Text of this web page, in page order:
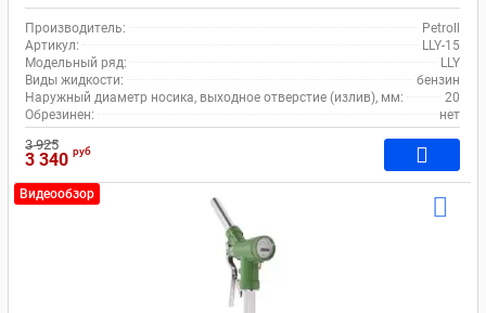
Производитель:
Petroll
Артикул:
LLY-15
Модельный ряд:
LLY
Виды жидкости:
бензин
Наружный диаметр носика, выходное отверстие (излив), мм:
20
Обрезинен:
нет
3 925
3 340 руб
Видеообзор